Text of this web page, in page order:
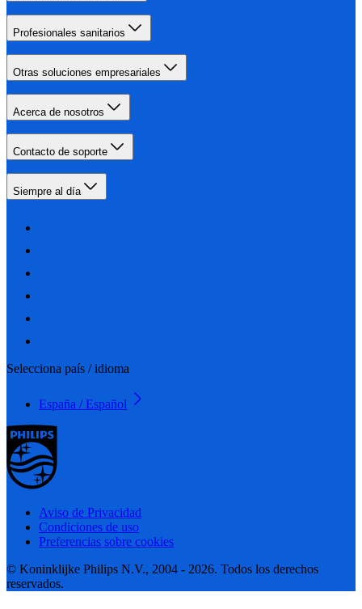
Profesionales sanitarios
Otras soluciones empresariales
Acerca de nosotros
Contacto de soporte
Siempre al día
Selecciona país / idioma
España / Español
Aviso de Privacidad
Condiciones de uso
Preferencias sobre cookies
© Koninklijke Philips N.V., 2004 - 2026. Todos los derechos
reservados.